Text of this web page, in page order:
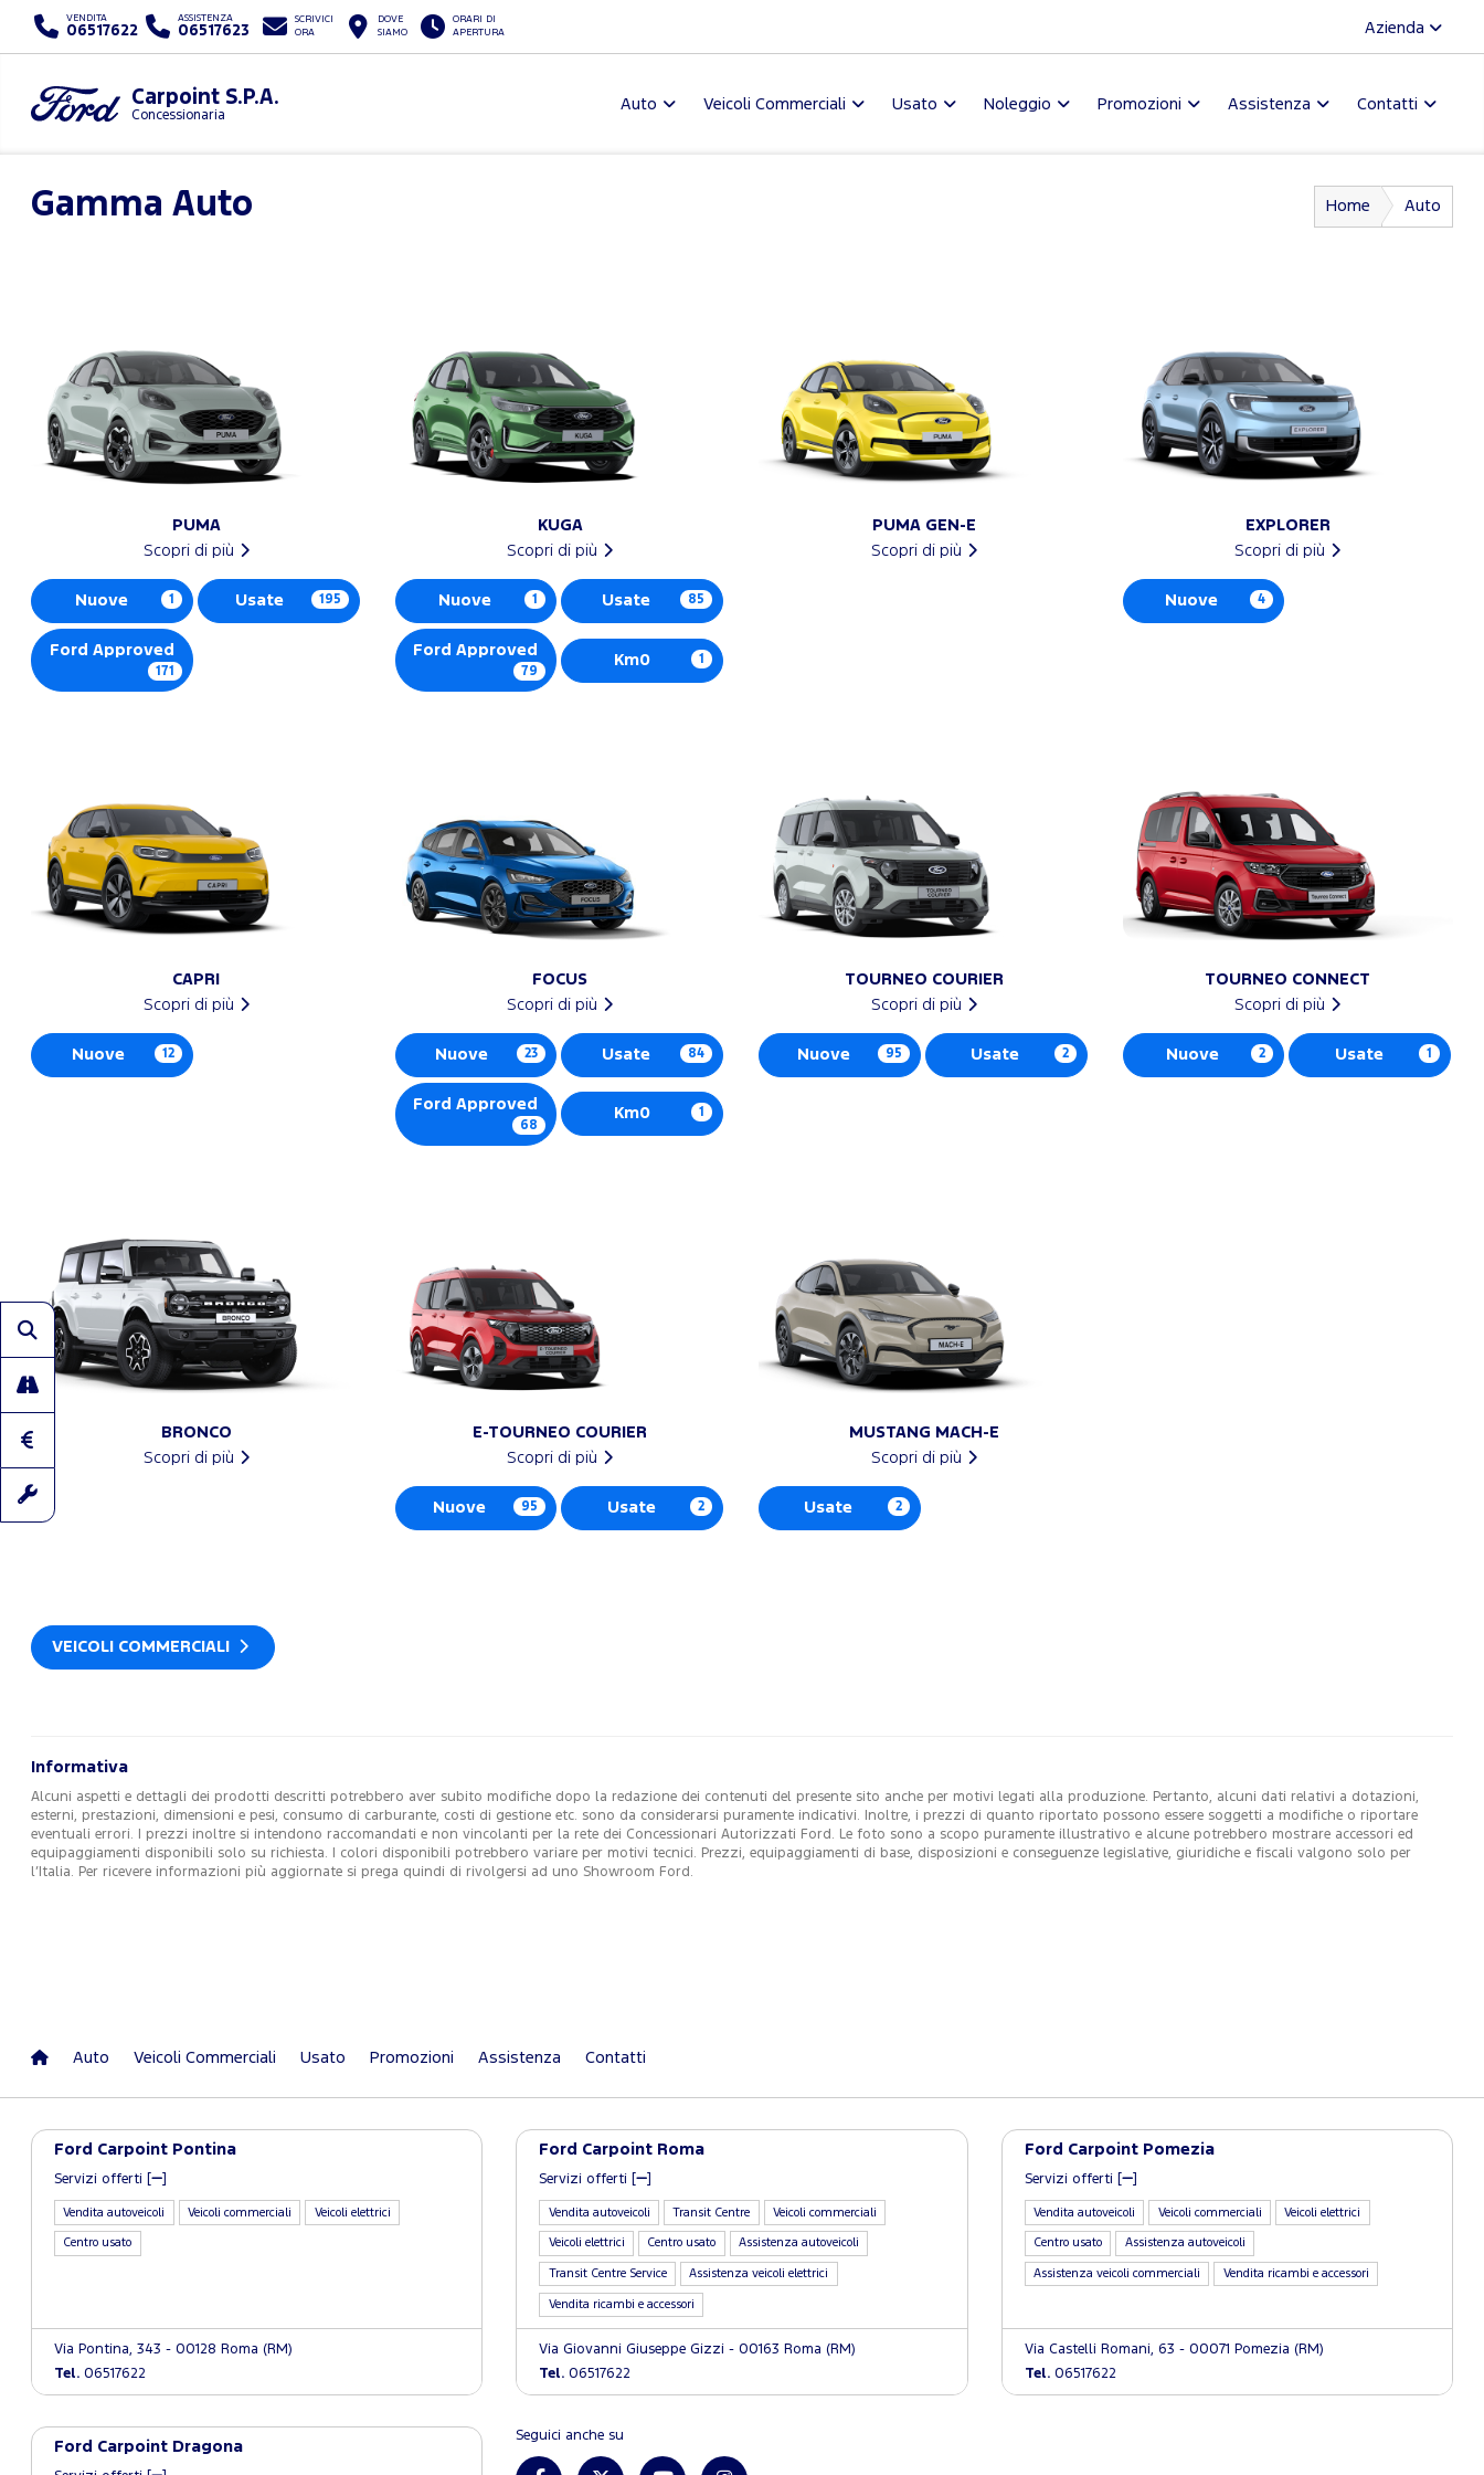
VENDITA
06517622
ASSISTENZA
06517623
SCRIVICI
ORA
DOVE
SIAMO
ORARI DI
APERTURA
Azienda
Carpoint S.P.A.
Concessionaria
Auto Veicoli Commerciali Usato Noleggio Promozioni Assistenza Contatti
Gamma Auto Home Auto
PUMA
Scopri di più
Nuove 1 Usate 195
Ford Approved
171
KUGA
Scopri di più
Nuove 1 Usate 85
Ford Approved
79
Km0 1
PUMA GEN-E
Scopri di più
EXPLORER
Scopri di più
Nuove 4
CAPRI
Scopri di più
Nuove 12
FOCUS
Scopri di più
Nuove 23 Usate 84
Ford Approved
68
Km0 1
TOURNEO COURIER
Scopri di più
Nuove 95 Usate 2
TOURNEO CONNECT
Scopri di più
Nuove 2 Usate 1
BRONCO
Scopri di più
E-TOURNEO COURIER
Scopri di più
Nuove 95 Usate 2
MUSTANG MACH-E
Scopri di più
Usate 2
VEICOLI COMMERCIALI
Informativa
Alcuni aspetti e dettagli dei prodotti descritti potrebbero aver subito modifiche dopo la redazione dei contenuti del presente sito anche per motivi legati alla produzione. Pertanto, alcuni dati relativi a dotazioni,
esterni, prestazioni, dimensioni e pesi, consumo di carburante, costi di gestione etc. sono da considerarsi puramente indicativi. Inoltre, i prezzi di quanto riportato possono essere soggetti a modifiche o riportare
eventuali errori. I prezzi inoltre si intendono raccomandati e non vincolanti per la rete dei Concessionari Autorizzati Ford. Le foto sono a scopo puramente illustrativo e alcune potrebbero mostrare accessori ed
equipaggiamenti disponibili solo su richiesta. I colori disponibili potrebbero variare per motivi tecnici. Prezzi, equipaggiamenti di base, disposizioni e conseguenze legislative, giuridiche e fiscali valgono solo per
l’Italia. Per ricevere informazioni più aggiornate si prega quindi di rivolgersi ad uno Showroom Ford.
Auto Veicoli Commerciali Usato Promozioni Assistenza Contatti
Ford Carpoint Pontina
Servizi offerti [
Vendita autoveicoli Veicoli commerciali Veicoli elettrici
Centro usato
Via Pontina, 343 - 00128 Roma (RM)
Tel. 06517622
Ford Carpoint Roma
Servizi offerti [
Vendita autoveicoli Transit Centre Veicoli commerciali
Veicoli elettrici Centro usato Assistenza autoveicoli
Transit Centre Service Assistenza veicoli elettrici
Vendita ricambi e accessori
Via Giovanni Giuseppe Gizzi - 00163 Roma (RM)
Tel. 06517622
Ford Carpoint Pomezia
Servizi offerti [ ]
Vendita autoveicoli Veicoli commerciali Veicoli elettrici
Centro usato Assistenza autoveicoli
Assistenza veicoli commerciali Vendita ricambi e accessori
Via Castelli Romani, 63 - 00071 Pomezia (RM)
Tel.06517622
Ford Carpoint Dragona
Seguici anche su